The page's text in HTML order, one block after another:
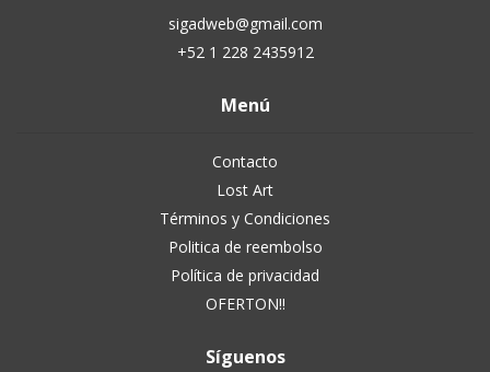
sigadweb@gmail.com
+52 1 228 2435912
Menú
Contacto
Lost Art
Términos y Condiciones
Politica de reembolso
Política de privacidad
OFERTON!!
Síguenos